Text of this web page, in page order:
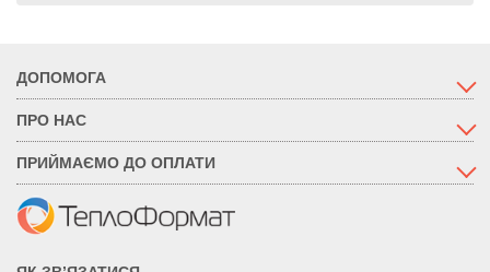
ДОПОМОГА
ПРО НАС
ПРИЙМАЄМО ДО ОПЛАТИ